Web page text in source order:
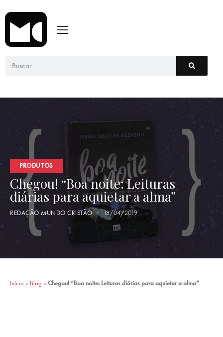
PRODUTOS
Chegou! “Boa noite: Leituras
diárias para aquietar a alma”
REDAÇÃO MUNDO CRISTÃO 18/04/2019
Início » Blog » Chegou! “Boa noite: Leituras diárias para aquietar a alma”